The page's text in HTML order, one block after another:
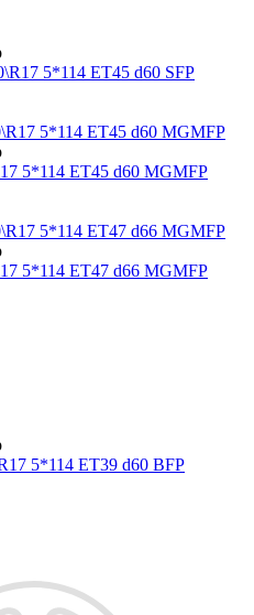
5*114 ET45 d60 SFP
5*114 ET45 d60 MGMFP
5*114 ET47 d66 MGMFP
5*114 ET39 d60 BFP